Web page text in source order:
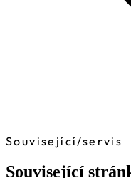
Související/servis
Související